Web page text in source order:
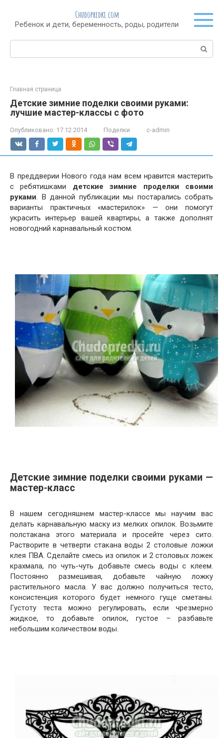
контенту
Chudopredki.com
Ребенок и дети, беременность, роды, родители
Поиск:
Главная страница
Детские зимние поделки своими руками:
лучшие мастер-классы с фото
Опубликовано: 17.12.2014 Поделки c-admin
В преддверии Нового года нам всем нравится мастерить
с ребятишками детские зимние проделки своими
руками. В данной публикации мы постарались собрать
варианты практичных «мастерилок» — они помогут
украсить интерьер вашей квартиры, а также дополнят
новогодний карнавальный костюм.
Детские зимние поделки своими руками —
мастер-класс
В нашем сегодняшнем мастер-классе мы научим вас
делать карнавальную маску из мелких опилок. Возьмите
полстакана этого материала и просейте через сито.
Растворите в четверти стакана воды 2 столовые ложки
клея ПВА. Сделайте смесь из опилок и 2 столовых ложек
крахмала, по чуть-чуть добавьте смесь воды с клеем.
Постоянно размешивая, добавьте чайную ложку
растительного масла. У вас должно получиться тесто,
консистенция которого будет немного гуще сметаны.
Густоту теста можно регулировать, если чрезмерно
жидкое, то добавьте опилок, густое – разбавьте
небольшим количеством воды.